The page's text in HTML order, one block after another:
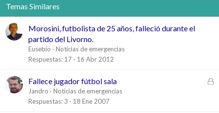
Temas Similares
Morosini, futbolista de 25 años, falleció durante el
partido del Livorno.
Eusebio
Noticias de emergencias
Respuestas 17 16 Abr 2012
C
Fallece jugador fútbol sala
Jandro
Noticias de emergencias
Respuestas 3 18 Ene 2007